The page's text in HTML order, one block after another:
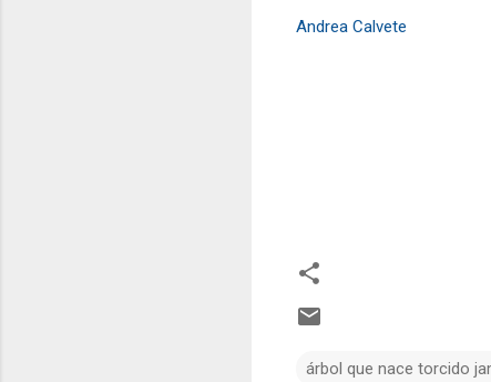
Andrea Calvete
árbol que nace torcido